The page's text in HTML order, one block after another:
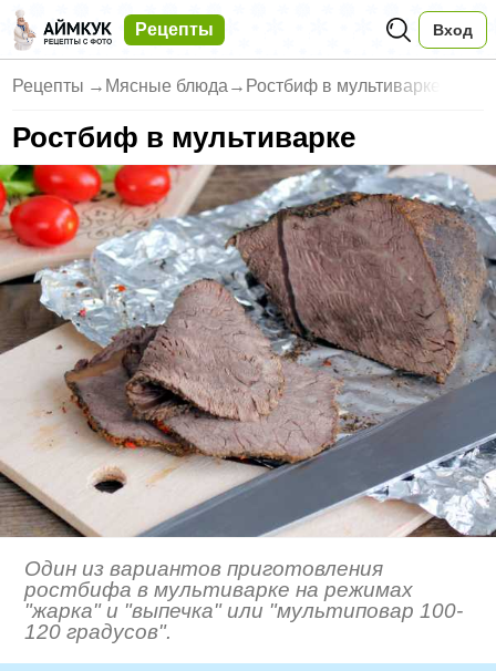
Рецепты Вход
Рецепты → Мясные блюда → Ростбиф в мультиварке
Ростбиф в мультиварке
Один из вариантов приготовления
ростбифа в мультиварке на режимах
"жарка" и "выпечка" или "мультиповар 100-
120 градусов".